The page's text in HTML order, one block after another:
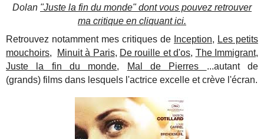
Dolan "Juste la fin du monde" dont vous pouvez retrouver
ma critique en cliquant ici.
Retrouvez notamment mes critiques de Inception, Les petits
mouchoirs, Minuit à Paris, De rouille et d'os, The Immigrant,
Juste la fin du monde, Mal de Pierres ...autant de
(grands) films dans lesquels l'actrice excelle et crève l'écran.